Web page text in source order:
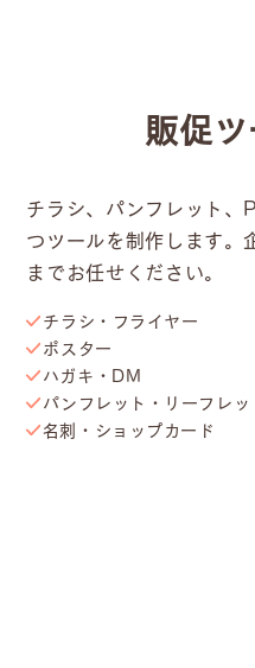
販促
チラシ、パンフレット、
つツールを制作します。
までお任せください。
チラシ・フライヤー
ポスター
​ハガキ・DM
パンフレット・リーフレッ
​名刺・ショップカード